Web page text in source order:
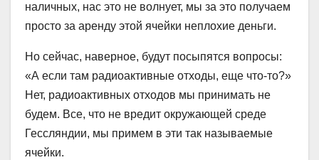
наличных, нас это не волнует, мы за это получаем
просто за аренду этой ячейки неплохие деньги.
Но сейчас, наверное, будут посыпятся вопросы:
«А если там радиоактивные отходы, еще что-то?»
Нет, радиоактивных отходов мы принимать не
будем. Все, что не вредит окружающей среде
Гессляндии, мы примем в эти так называемые
ячейки.